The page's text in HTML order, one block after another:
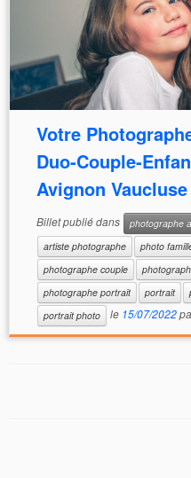
Votre
Duo-Couple-
Avignon Vaucluse
Billet publié dans photographe
artiste photographe photo
photographe couple
photographe portrait
portrait
portrait photo
le 15/07/2022